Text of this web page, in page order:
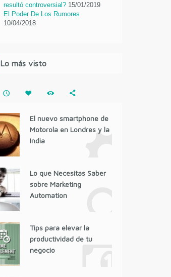
resultó controversial? 15/01/2019
El Poder De Los Rumores
10/04/2018
Lo más visto
El nuevo smartphone de
Motorola en Londres y la
India
Lo que Necesitas Saber
sobre Marketing
Automation
Tips para elevar la
productividad de tu
negocio